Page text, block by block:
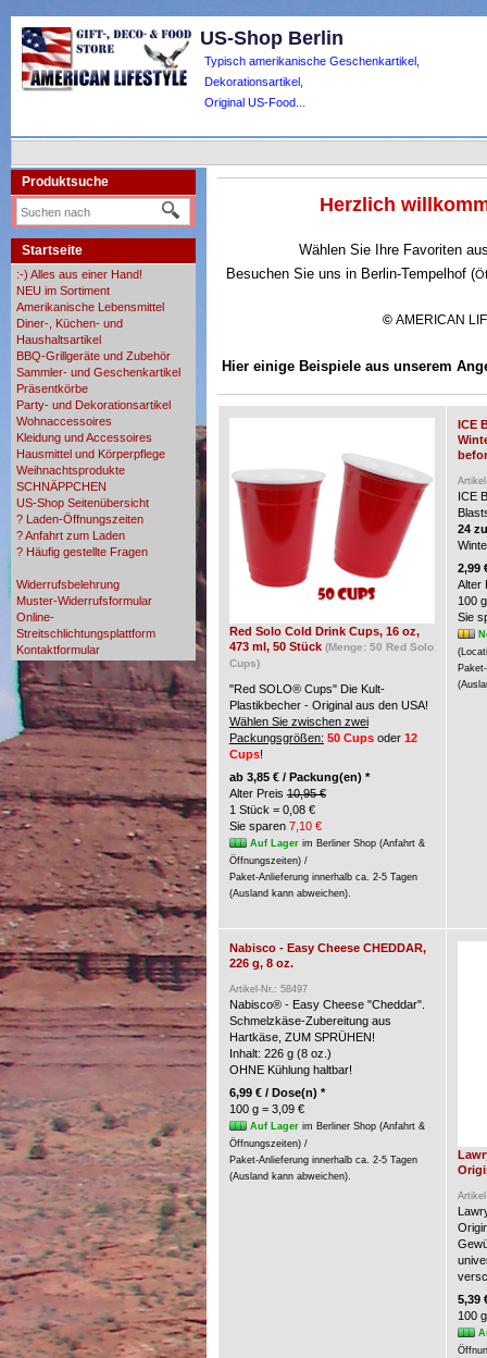
US-Shop Berlin
Typisch amerikanische Geschenkartikel,
Dekorationsartikel,
Original US-Food...
Produktsuche
Startseite
:-) Alles aus einer Hand!
NEU im Sortiment
Amerikanische Lebensmittel
Diner-, Küchen- und
Haushaltsartikel
BBQ-Grillgeräte und Zubehör
Sammler- und Geschenkartikel
Präsentkörbe
Party- und Dekorationsartikel
Wohnaccessoires
Kleidung und Accessoires
Hausmittel und Körperpflege
Weihnachtsprodukte
SCHNÄPPCHEN
US-Shop Seitenübersicht
? Laden-Öffnungszeiten
? Anfahrt zum Laden
? Häufig gestellte Fragen
Widerrufsbelehrung
Muster-Widerrufsformular
Online-
Streitschlichtungsplattform
Kontaktformular
Herzlich
Wählen Sie Ihre Favoriten
Besuchen Sie uns in Berlin-Tempelhof (
© AMERICAN
Hier einige Beispiele aus unserem
Red Solo Cold Drink Cups, 16 oz,
473 ml, 50 Stück (Menge: 50 Red Solo
Cups)
"Red SOLO® Cups" Die Kult-
Plastikbecher - Original aus den USA!
Wählen Sie zwischen zwei
Packungsgrößen: 50 Cupsoder 12
Cups!
ab 3,85 € / Packung(en) *
Alter Preis 10,95 €
1 Stück = 0,08 €
Sie sparen 7,10 €
Auf Lagerim Berliner Shop (Anfahrt &
Öffnungszeiten) /
Paket-Anlieferung innerhalb ca. 2-5 Tagen
(Ausland kann abweichen).
ICE
ICE
24
2,99
Alter
100
Sie
Nabisco - Easy Cheese CHEDDAR,
226 g, 8 oz.
Artikel-Nr.: 58497
Nabisco® - Easy Cheese "Cheddar".
Schmelzkäse-Zubereitung aus
Hartkäse, ZUM SPRÜHEN!
Inhalt: 226 g (8 oz.)
OHNE Kühlung haltbar!
6,99 € / Dose(n) *
100 g = 3,09 €
Auf Lagerim Berliner Shop (Anfahrt &
Öffnungszeiten) /
Paket-Anlieferung innerhalb ca. 2-5 Tagen
(Ausland kann abweichen).
5,39
100